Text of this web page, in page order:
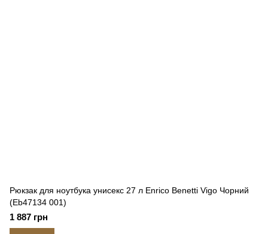
Рюкзак для ноутбука унисекс 27 л Enrico Benetti Vigo Чорний
(Eb47134 001)
1 887 грн